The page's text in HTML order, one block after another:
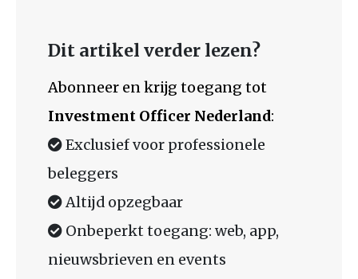
Dit artikel verder lezen?
Abonneer en krijg toegang tot
Investment Officer Nederland:
Exclusief voor professionele
beleggers
Altijd opzegbaar
Onbeperkt toegang: web, app,
nieuwsbrieven en events